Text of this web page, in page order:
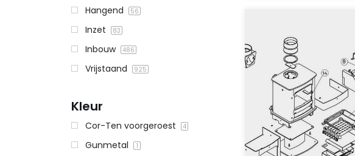
Hangend 56
Inzet 83
Inbouw 486
Vrijstaand 925
Kleur
Cor-Ten voorgeroest 4
Gunmetal 1